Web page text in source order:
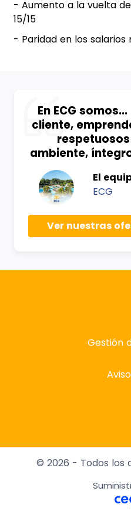
- Aumento a la vuelta
15/15
- Paridad en los salarios
En ECG
cliente,
ambiente,
El
ECG
Ver nuestras
Gestión
© 2026 - Todos los